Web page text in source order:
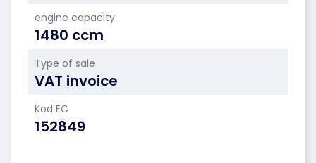
engine capacity
1480 ccm
Type of sale
VAT invoice
Kod EC
152849